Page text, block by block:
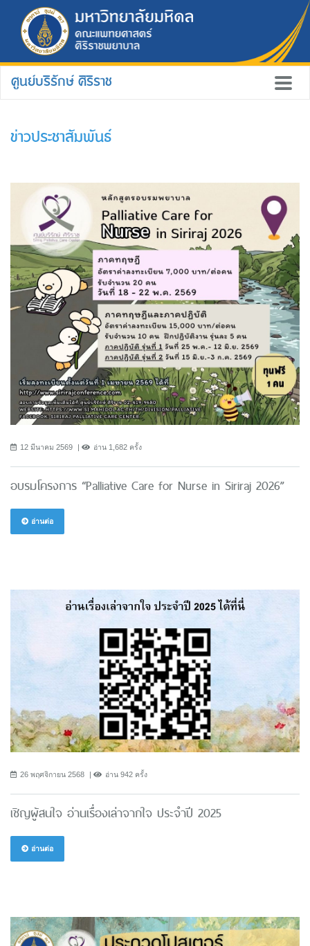
ศูนย์บริรักษ์ ศิริราช
ข่าวประชาสัมพันธ์
12 มีนาคม 2569 อ่าน 1,682 ครั้ง
อบรมโครงการ “Palliative Care for Nurse in Siriraj 2026”
อ่านต่อ
26 พฤศจิกายน 2568 อ่าน 942 ครั้ง
เชิญผู้สนใจ อ่านเรื่องเล่าจากใจ ประจำปี 2025
อ่านต่อ